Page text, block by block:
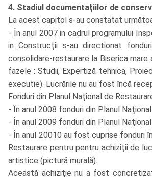
4. Stadiul documentaţiilor de
La acest capitol s-au constatat
- În anul 2007 in cadrul programului
in Construcţii s-au directionat
consolidare-restaurare la Biserica mare
fazele : Studii, Expertiză tehnica,
executie). Lucrările nu au fost încă
Fonduri din Planul Naţional de
- În anul 2008 fonduri din Planul
- În anul 2009 fonduri din Planul
- În anul 20010 au fost cuprise fonduri
Restaurare pentru pentru achiziţii de
artistice (pictură murală).
Această achiziţie nu a fost